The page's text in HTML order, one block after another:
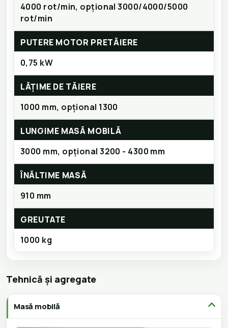
4000 rot/min, opțional 3000/4000/5000
rot/min
PUTERE MOTOR PRETĂIERE
0,75 kW
LĂȚIME DE TĂIERE
1000 mm, opțional 1300
LUNGIME MASĂ MOBILĂ
3000 mm, opțional 3200 - 4300 mm
ÎNĂLTIME MASĂ
910 mm
GREUTATE
1000 kg
Tehnică și agregate
Masă mobilă